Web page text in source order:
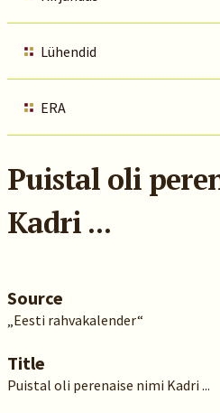
Lühendid
ERA
Puistal oli
Kadri ...
Source
„Eesti rahvakalender“
Title
Puistal oli perenaise nimi Kadri ...